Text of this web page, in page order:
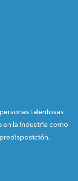
talentosas
en la industria como